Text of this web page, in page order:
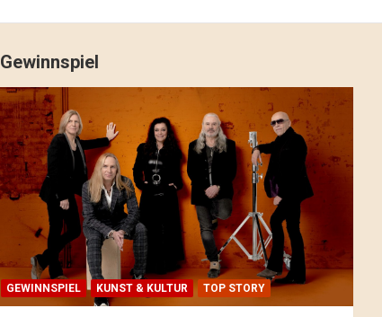
Gewinnspiel
GEWINNSPIEL KUNST & KULTUR TOP STORY